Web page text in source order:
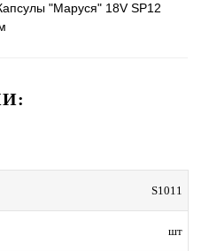
"Маруся" 18V SP12
S1011
шт